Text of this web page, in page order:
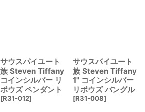
サウスパイユート
族 Steven Tiffany
コインシルバー リ
ポウズ ペンダント
[R31-012]
サウスパイユート
族 Steven Tiffany
1" コインシルバー
リポウズ バングル
[R31-008]